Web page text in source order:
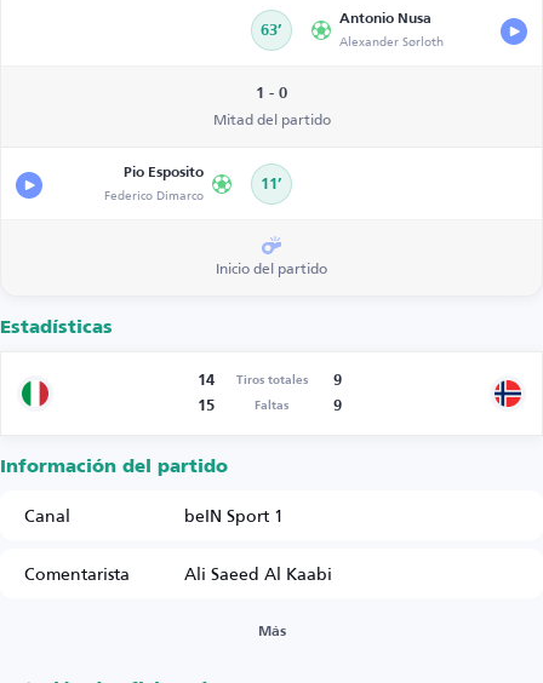
63’
Antonio Nusa
Alexander Sørloth
1 - 0
Mitad del partido
Pio Esposito
Federico Dimarco 11’
Inicio del partido
Estadísticas
14 Tiros totales
9
15
Faltas 9
Información del partido
Canal
beIN Sport 1
Comentarista
Ali Saeed Al Kaabi
Más